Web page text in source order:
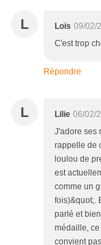
L Loïs 09/02/
C'est trop
Répondre
L Lilie 06/02/
J'adore ses
rappelle de
loulou de
est
comme un
fois)&quot;.
parlé et
médaille,
convient